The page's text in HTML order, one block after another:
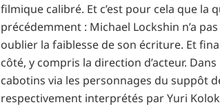
filmique calibré. Et c’est pour cela que
précédemment : Michael Lockshin n’a
oublier la faiblesse de son écriture. Et
côté, y compris la direction d’acteur.
cabotins via les personnages du suppôt
respectivement interprétés par Yuri